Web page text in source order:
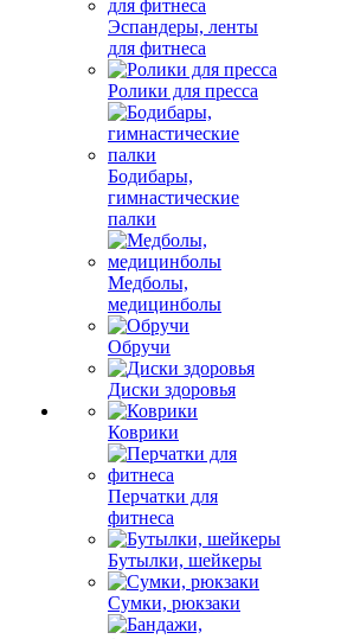
Эспандеры, ленты
для фитнеса
Ролики для пресса
Бодибары,
гимнастические
палки
Медболы,
медицинболы
Обручи
Диски здоровья
Коврики
Перчатки для
фитнеса
Бутылки, шейкеры
Сумки, рюкзаки